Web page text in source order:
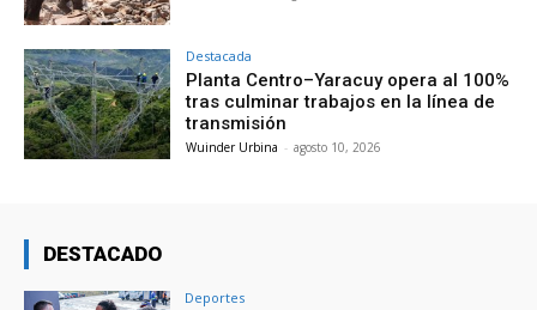
Destacada
Planta Centro–Yaracuy opera al 100%
tras culminar trabajos en la línea de
transmisión
Wuinder Urbina - agosto 10, 2026
DESTACADO
Deportes